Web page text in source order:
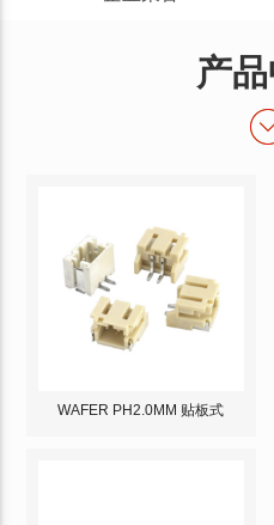
产
WAFER PH2.0MM 贴板式